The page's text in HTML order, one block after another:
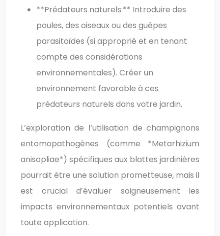
**Prédateurs naturels:** Introduire des
poules, des oiseaux ou des guêpes
parasitoïdes (si approprié et en tenant
compte des considérations
environnementales). Créer un
environnement favorable à ces
prédateurs naturels dans votre jardin.
L’exploration de l’utilisation de champignons
entomopathogènes (comme *Metarhizium
anisopliae*) spécifiques aux blattes jardinières
pourrait être une solution prometteuse, mais il
est crucial d’évaluer soigneusement les
impacts environnementaux potentiels avant
toute application.